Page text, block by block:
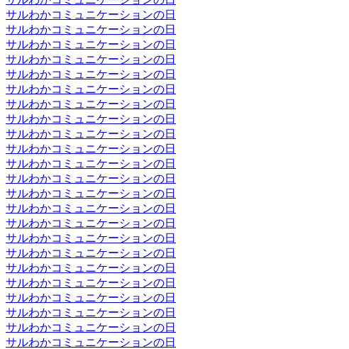
サルわかコミュニケーションの日
サルわかコミュニケーションの日
サルわかコミュニケーションの日
サルわかコミュニケーションの日
サルわかコミュニケーションの日
サルわかコミュニケーションの日
サルわかコミュニケーションの日
サルわかコミュニケーションの日
サルわかコミュニケーションの日
サルわかコミュニケーションの日
サルわかコミュニケーションの日
サルわかコミュニケーションの日
サルわかコミュニケーションの日
サルわかコミュニケーションの日
サルわかコミュニケーションの日
サルわかコミュニケーションの日
サルわかコミュニケーションの日
サルわかコミュニケーションの日
サルわかコミュニケーションの日
サルわかコミュニケーションの日
サルわかコミュニケーションの日
サルわかコミュニケーションの日
サルわかコミュニケーションの日